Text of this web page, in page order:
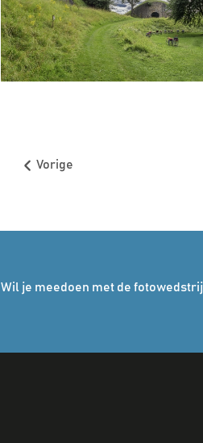
Vorige
Wil je meedoen met de